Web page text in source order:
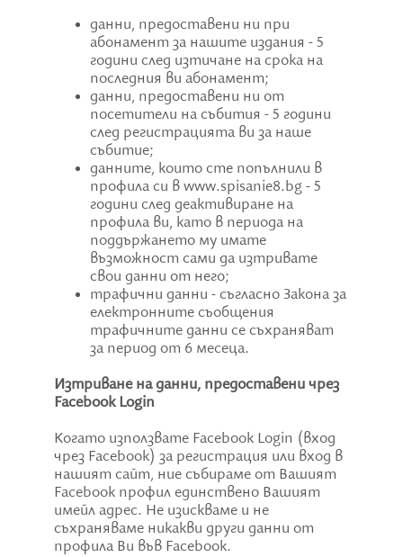
данни, предоставени ни при
абонамент за нашите издания - 5
години след изтичане на срока на
последния ви абонамент;
данни, предоставени ни от
посетители на събития - 5 години
след регистрацията ви за наше
събитие;
данните, които сте попълнили в
профила си в www.spisanie8.bg - 5
години след деактивиране на
профила ви, като в периода на
поддържането му имате
възможност сами да изтривате
свои данни от него;
трафични данни - съгласно Закона за
електронните съобщения
трафичните данни се съхраняват
за период от 6 месеца.
Изтриване на данни, предоставени чрез
Facebook Login
Когато използвате Facebook Login (вход
чрез Facebook) за регистрация или вход в
нашият сайт, ние събираме от Вашият
Facebook профил единствено Вашият
имейл адрес. Не изискваме и не
съхраняваме никакви други данни от
профила Ви във Facebook.